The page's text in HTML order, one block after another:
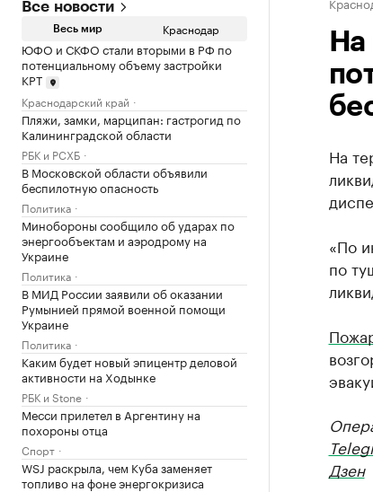
Все новости
Весь мир Краснодар
ЮФО и СКФО стали вторыми в РФ по
потенциальному объему застройки
КРТ
Краснодарский край
Пляжи, замки, марципан: гастрогид по
Калининградской области
РБК и РСХБ
В Московской области объявили
беспилотную опасность
Политика
Минобороны сообщило об ударах по
энергообъектам и аэродрому на
Украине
Политика
В МИД России заявили об оказании
Румынией прямой военной помощи
Украине
Политика
Каким будет новый эпицентр деловой
активности на Ходынке
РБК и Stone
Месси прилетел в Аргентину на
похороны отца
Спорт
WSJ раскрыла, чем Куба заменяет
топливо на фоне энергокризиса
На
«По
по
Дзен